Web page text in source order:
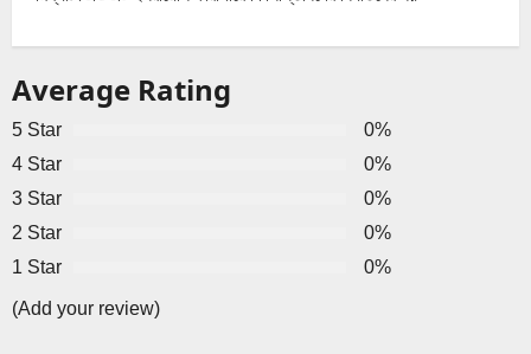
n
a
v
i
g
a
Average Rating
5 Star
0%
4 Star
0%
3 Star
0%
2 Star
0%
1 Star
0%
(Add your review)